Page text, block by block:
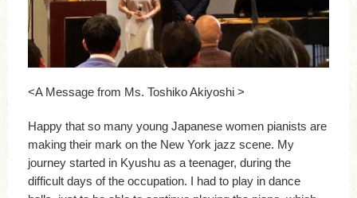
<A Message from Ms. Toshiko Akiyoshi >
Happy that so many young Japanese women pianists are
making their mark on the New York jazz scene. My
journey started in Kyushu as a teenager, during the
difficult days of the occupation. I had to play in dance